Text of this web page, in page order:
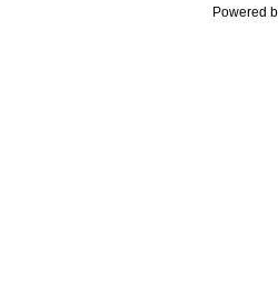
Powered